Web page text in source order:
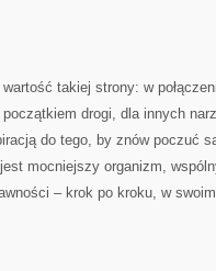
wartość takiej strony: w
drogi, dla innych
do tego, by znów poczuć
mocniejszy organizm,
– krok po kroku, w